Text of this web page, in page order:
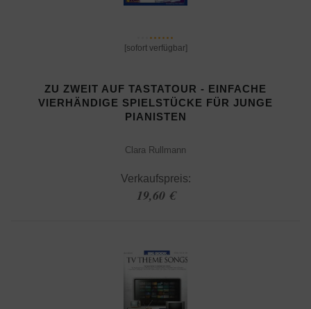
[sofort verfügbar]
ZU ZWEIT AUF TASTATOUR - EINFACHE
VIERHÄNDIGE SPIELSTÜCKE FÜR JUNGE
PIANISTEN
Clara Rullmann
Verkaufspreis:
19,60 €